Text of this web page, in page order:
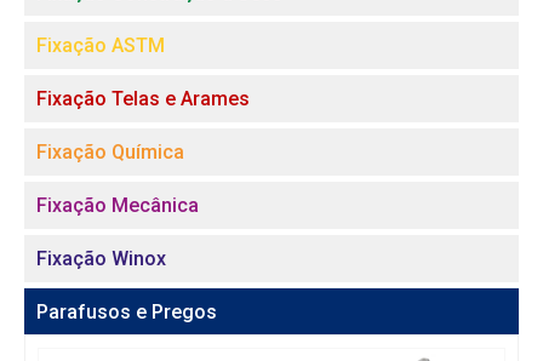
Fixação ASTM
Fixação Telas e Arames
Fixação Química
Fixação Mecânica
Fixação Winox
Parafusos e Pregos